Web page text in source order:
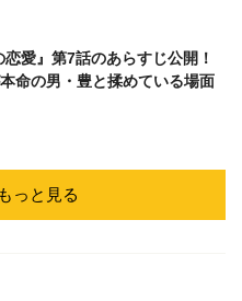
愛』第7話のあらすじ公開！
命の男・豊と揉めている場面
っと見る